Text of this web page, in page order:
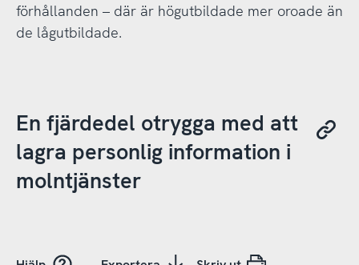
förhållanden – där är högutbildade mer oroade än
de lågutbildade.
En fjärdedel otrygga med att
lagra personlig information i
molntjänster